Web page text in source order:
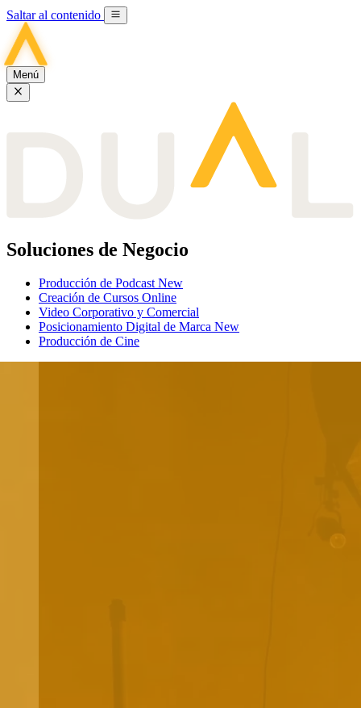
Saltar al contenido
Menú
Soluciones de Negocio
Producción de Podcast New
Creación de Cursos Online
Video Corporativo y Comercial
Posicionamiento Digital de Marca New
Producción de Cine